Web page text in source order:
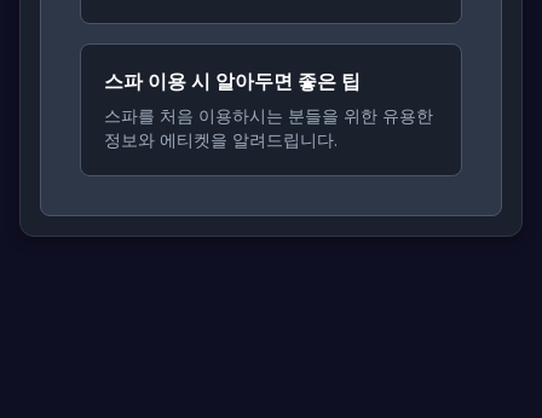
스파 이용 시 알아두면 좋은 팁
스파를 처음 이용하시는 분들을 위한 유용한
정보와 에티켓을 알려드립니다.